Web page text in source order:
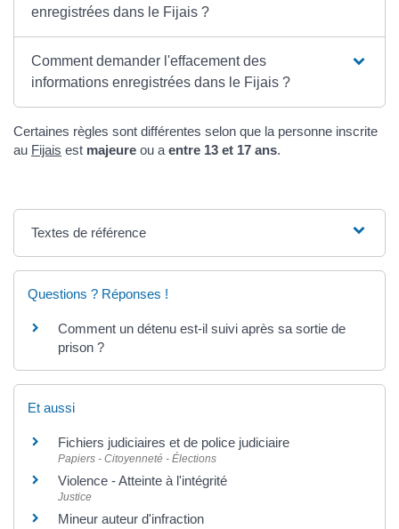
enregistrées dans le Fijais ?
Comment demander l'effacement des
informations enregistrées dans le Fijais ?
Certaines règles sont différentes selon que la personne inscrite
au Fijais est majeure ou a entre 13 et 17 ans.
Textes de référence
Questions ? Réponses !
Comment un détenu est-il suivi après sa sortie de
prison ?
Et aussi
Fichiers judiciaires et de police judiciaire
Papiers - Citoyenneté - Élections
Violence - Atteinte à l'intégrité
Justice
Mineur auteur d'infraction